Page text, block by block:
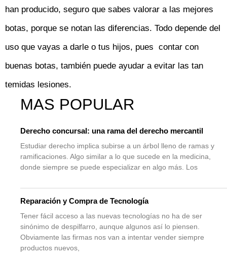
han producido, seguro que sabes valorar a las mejores
botas, porque se notan las diferencias. Todo depende del
uso que vayas a darle o tus hijos, pues contar con
buenas botas, también puede ayudar a evitar las tan
temidas lesiones.
MAS POPULAR
Derecho concursal: una rama del derecho mercantil
Estudiar derecho implica subirse a un árbol lleno de ramas y
ramificaciones. Algo similar a lo que sucede en la medicina,
donde siempre se puede especializar en algo más. Los
Reparación y Compra de Tecnología
Tener fácil acceso a las nuevas tecnologías no ha de ser
sinónimo de despilfarro, aunque algunos así lo piensen.
Obviamente las firmas nos van a intentar vender siempre
productos nuevos,